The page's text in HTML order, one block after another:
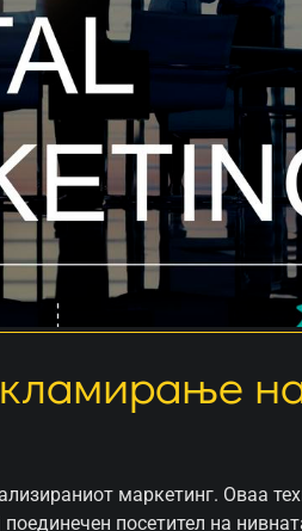
маркетинг. Оваа
посетител на